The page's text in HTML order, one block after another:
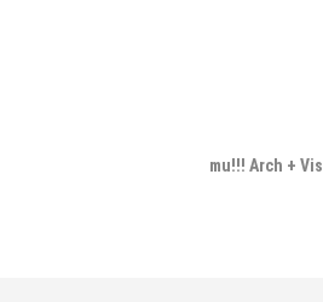
mu!!! Arch + Vis